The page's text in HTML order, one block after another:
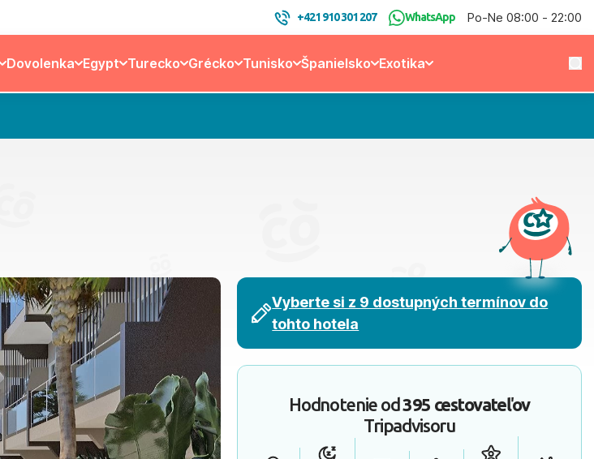
+421 910 301 207 WhatsApp Po-Ne 08:00 - 22:00
Dovolenka Egypt Turecko Grécko Tunisko Španielsko Exotika
Vyberte si z 9 dostupných termínov do
tohto hotela
Hodnotenie od395 cestovateľov
Tripadvisoru